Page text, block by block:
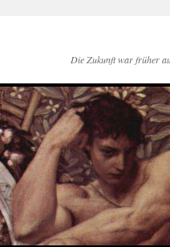
Die Zukunft war früher